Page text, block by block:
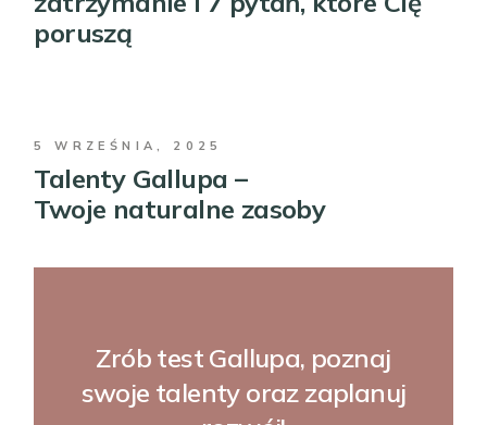
poruszą
5 WRZEŚNIA, 2025
Talenty Gallupa –
Twoje naturalne zasoby
Zrób test Gallupa, poznaj
swoje talenty oraz zaplanuj